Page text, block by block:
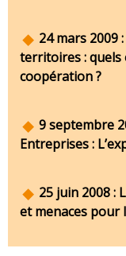
24 mars 2009
territoires : quels
coopération ?
9 septembre
Entreprises :
25 juin 2008 :
et menaces pour